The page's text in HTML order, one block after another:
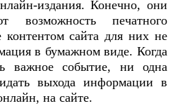
издания. Конечно, они
возможность печатного
сайта для них не
в бумажном виде. Когда
важное событие, ни одна
выхода информации в
на сайте.